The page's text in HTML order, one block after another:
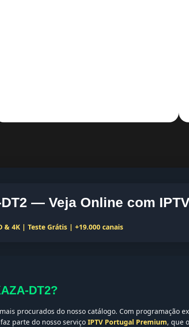
— Veja Online com
& 4K | Teste Grátis | +19.000 canais
DT2?
procurados do nosso catálogo. Com programação
parte do nosso serviço IPTV Portugal Premium, que